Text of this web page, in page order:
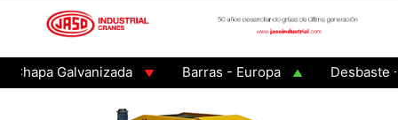
Galvanizada Barras - Europa
Desbaste -